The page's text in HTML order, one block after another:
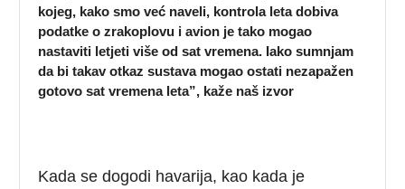
kojeg, kako smo već naveli, kontrola leta dobiva
podatke o zrakoplovu i avion je tako mogao
nastaviti letjeti više od sat vremena. Iako sumnjam
da bi takav otkaz sustava mogao ostati nezapažen
gotovo sat vremena leta”, kaže naš izvor
Kada se dogodi havarija, kao kada je